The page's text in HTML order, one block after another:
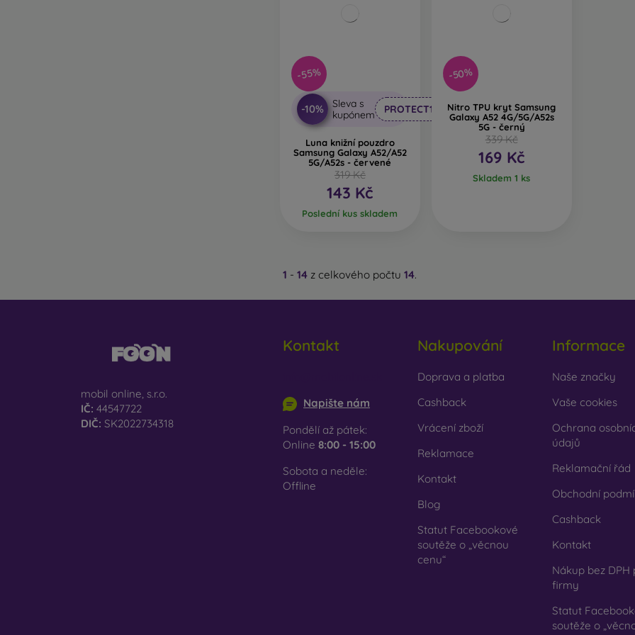
-55%
-10%
Sleva s
kupónem
PROTECT10
Luna knižní pouzdro
Samsung Galaxy A52/A52
5G/A52s - červené
319 Kč
143 Kč
Poslední kus skladem
-50%
Nitro TPU kryt Samsung
Galaxy A52 4G/5G/A52s
5G - černý
339 Kč
169 Kč
Skladem 1 ks
1 - 14 z celkového počtu 14.
mobil online, s.r.o.
IČ: 44547722
DIČ: SK2022734318
Kontakt
Napište nám
Pondělí až pátek:
Online 8:00 - 15:00
Sobota a neděle:
Offline
Nakupování
Doprava a platba
Cashback
Vrácení zboží
Reklamace
Kontakt
Blog
Statut Facebookové
soutěže o „věcnou
cenu“
Informace
Naše značky
Vaše cookies
Ochrana
údajů
Reklamační řád
Obchodní
Cashback
Kontakt
Nákup bez DPH
firmy
Statut
soutěže o